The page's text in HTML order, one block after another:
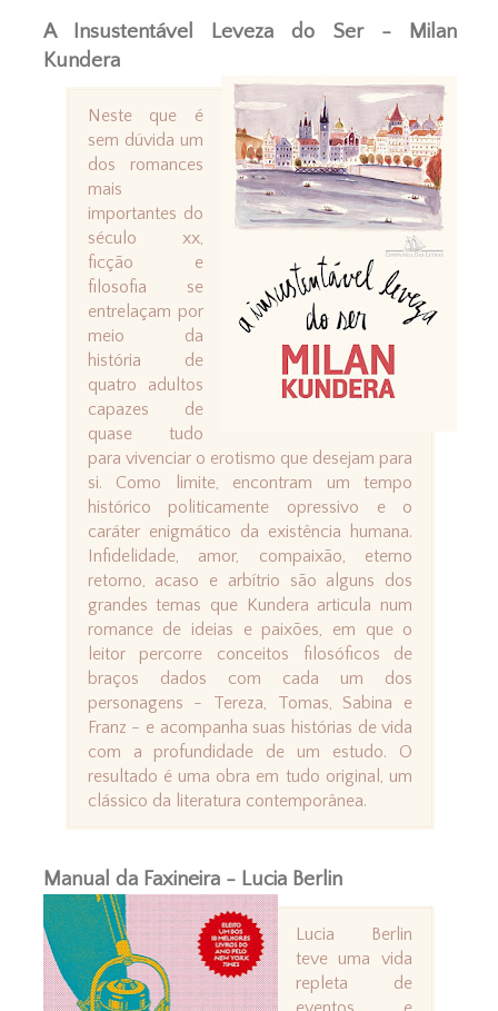
A Insustentável Leveza do Ser - Milan
Kundera
Neste que é
sem dúvida um
dos romances
mais
importantes do
século xx,
ficção e
filosofia se
entrelaçam por
meio da
história de
quatro adultos
capazes de
quase tudo
para vivenciar o erotismo que desejam para
si. Como limite, encontram um tempo
histórico politicamente opressivo e o
caráter enigmático da existência humana.
Infidelidade, amor, compaixão, eterno
retorno, acaso e arbítrio são alguns dos
grandes temas que Kundera articula num
romance de ideias e paixões, em que o
leitor percorre conceitos filosóficos de
braços dados com cada um dos
personagens - Tereza, Tomas, Sabina e
Franz - e acompanha suas histórias de vida
com a profundidade de um estudo. O
resultado é uma obra em tudo original, um
clássico da literatura contemporânea.
Manual da Faxineira - Lucia Berlin
Lucia Berlin
teve uma vida
repleta de